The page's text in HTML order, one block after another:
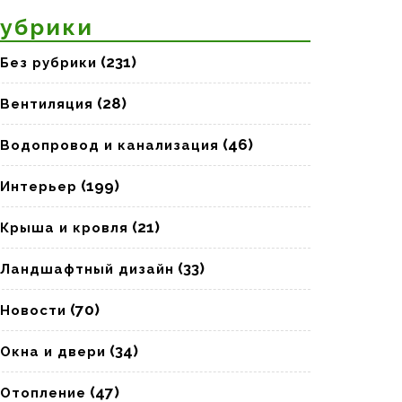
Без рубрики (231)
Вентиляция (28)
Водопровод и канализация (46)
Интерьер (199)
Крыша и кровля (21)
Ландшафтный дизайн (33)
Новости (70)
Окна и двери (34)
Отопление (47)